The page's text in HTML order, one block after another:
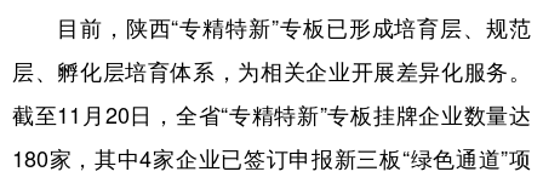
目前，陕西“专精特新”专板已形成培育层、规范
层、孵化层培育体系，为相关企业开展差异化服务。
截至11月20日，全省“专精特新”专板挂牌企业数量达
180家，其中4家企业已签订申报新三板“绿色通道”项